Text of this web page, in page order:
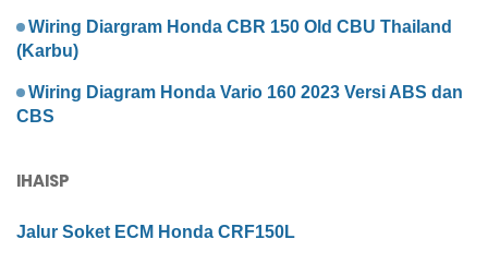
Wiring Diargram Honda CBR 150 Old CBU Thailand
(Karbu)
Wiring Diagram Honda Vario 160 2023 Versi ABS dan
CBS
IHAISP
Jalur Soket ECM Honda CRF150L